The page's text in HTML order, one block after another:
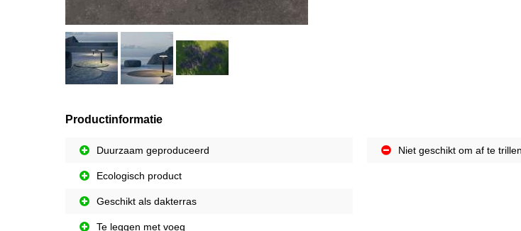
Productinformatie
Duurzaam geproduceerd
Ecologisch product
Geschikt als dakterras
Te leggen met voeg
Niet geschikt om af te trillen